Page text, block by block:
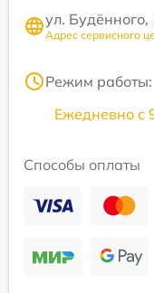
ул. Будённого,
Адрес сервисного
Режим работы:
Ежедневно с
Способы оплаты